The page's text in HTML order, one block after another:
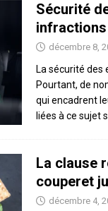
Sécurité
décembre 8,
La sécurité des
Pourtant, de
qui encadrent
liées à ce sujet
La clause
couperet
décembre 4,